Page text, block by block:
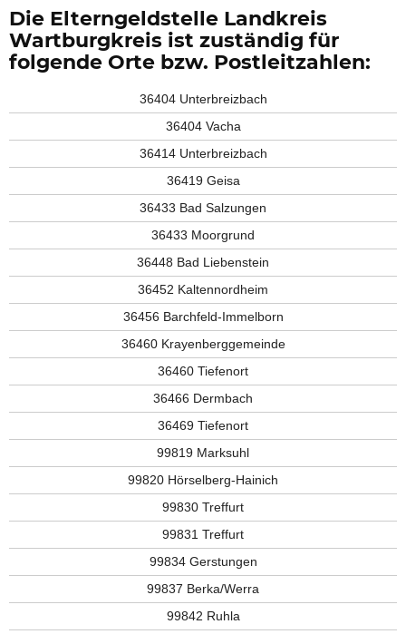
Die Elterngeldstelle Landkreis
Wartburgkreis ist zuständig für
folgende Orte bzw. Postleitzahlen:
36404 Unterbreizbach
36404 Vacha
36414 Unterbreizbach
36419 Geisa
36433 Bad Salzungen
36433 Moorgrund
36448 Bad Liebenstein
36452 Kaltennordheim
36456 Barchfeld-Immelborn
36460 Krayenberggemeinde
36460 Tiefenort
36466 Dermbach
36469 Tiefenort
99819 Marksuhl
99820 Hörselberg-Hainich
99830 Treffurt
99831 Treffurt
99834 Gerstungen
99837 Berka/Werra
99842 Ruhla